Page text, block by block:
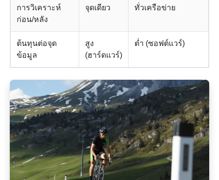
การวิเคราะห์
ก่อน/หลัง
จุดเดียว ทั่วเครือข่าย
ต้นทุนต่อจุด
ข้อมูล
สูง
(ฮาร์ดแวร์)
ต่ำ (ซอฟต์แวร์)